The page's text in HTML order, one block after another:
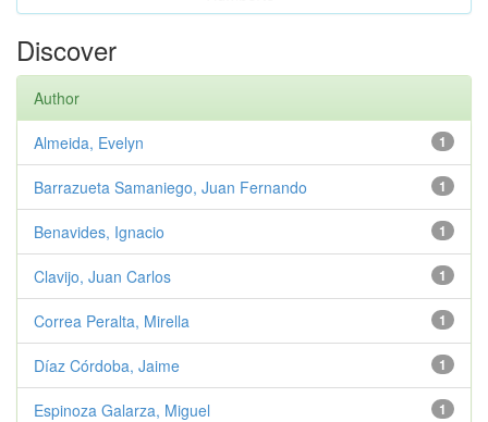
Discover
Author
1
Almeida, Evelyn
1
Barrazueta Samaniego, Juan Fernando
1
Benavides, Ignacio
1
Clavijo, Juan Carlos
1
Correa Peralta, Mirella
1
Díaz Córdoba, Jaime
1
Espinoza Galarza, Miguel